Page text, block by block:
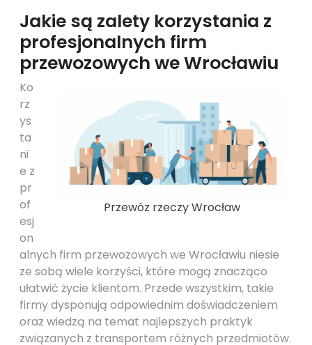
Jakie są zalety korzystania z
profesjonalnych firm
przewozowych we Wrocławiu
Przewóz rzeczy Wrocław
Ko
rz
ys
ta
ni
e z
pr
of
esj
on
alnych firm przewozowych we Wrocławiu niesie
ze sobą wiele korzyści, które mogą znacząco
ułatwić życie klientom. Przede wszystkim, takie
firmy dysponują odpowiednim doświadczeniem
oraz wiedzą na temat najlepszych praktyk
związanych z transportem różnych przedmiotów.